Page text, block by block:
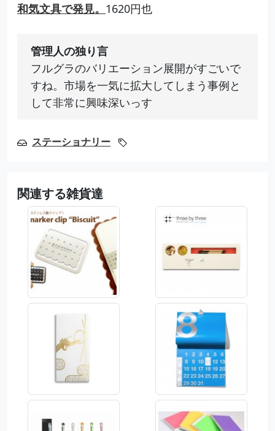
和気文具で発見。 1620円也
管理人の独り言
フルグラのバリエーション展開がすごいで
すね。市場を一気に拡大してしまう事例と
して非常に興味深いっす
ステーショナリー
関連する雑貨達